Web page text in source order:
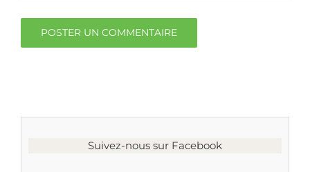
Suivez-nous sur Facebook